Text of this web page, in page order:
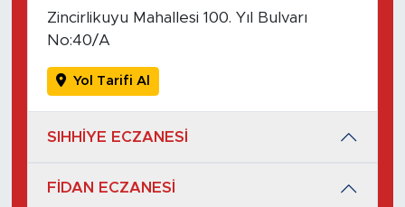
Zincirlikuyu Mahallesi 100. Yıl Bulvarı
No:40/A
Yol Tarifi Al
SIHHİYE ECZANESİ
FİDAN ECZANESİ